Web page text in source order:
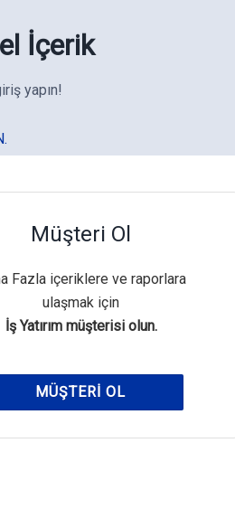
İçerik
yapın!
Müşteri Ol
Fazla içeriklere ve raporlara
ulaşmak için
İş Yatırım müşterisi olun.
MÜŞTERI OL